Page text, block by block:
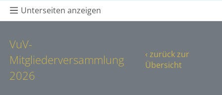
Unterseiten anzeigen
VuV-
Mitgliederversammlung
2026
‹ zurück zur
Übersicht